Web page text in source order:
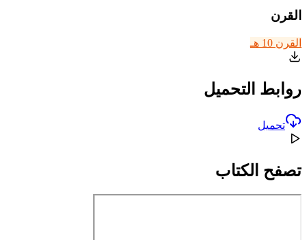
القرن
القرن 10 هـ
روابط التحميل
تحميل
تصفح الكتاب